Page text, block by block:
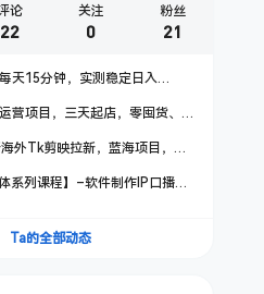
论
22
关注
0
粉丝
21
天15分钟，实测稳定日入
营项目，三天起店，零囤货、
外Tk剪映拉新，蓝海项目，会
系列课程】–软件制作IP口播视
入1000+
Ta的全部动态